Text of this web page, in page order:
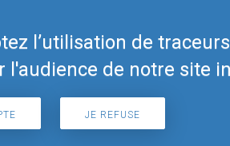
l’utilisation de
l'audience de notre site
JE REFUSE
Telegram